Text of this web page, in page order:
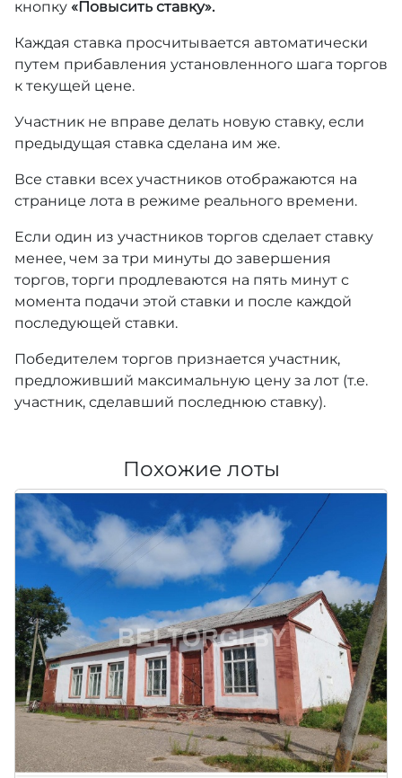
кнопку «Повысить ставку».
Каждая ставка просчитывается автоматически
путем прибавления установленного шага торгов
к текущей цене.
Участник не вправе делать новую ставку, если
предыдущая ставка сделана им же.
Все ставки всех участников отображаются на
странице лота в режиме реального времени.
Если один из участников торгов сделает ставку
менее, чем за три минуты до завершения
торгов, торги продлеваются на пять минут с
момента подачи этой ставки и после каждой
последующей ставки.
Победителем торгов признается участник,
предложивший максимальную цену за лот (т.е.
участник, сделавший последнюю ставку).
Похожие лоты